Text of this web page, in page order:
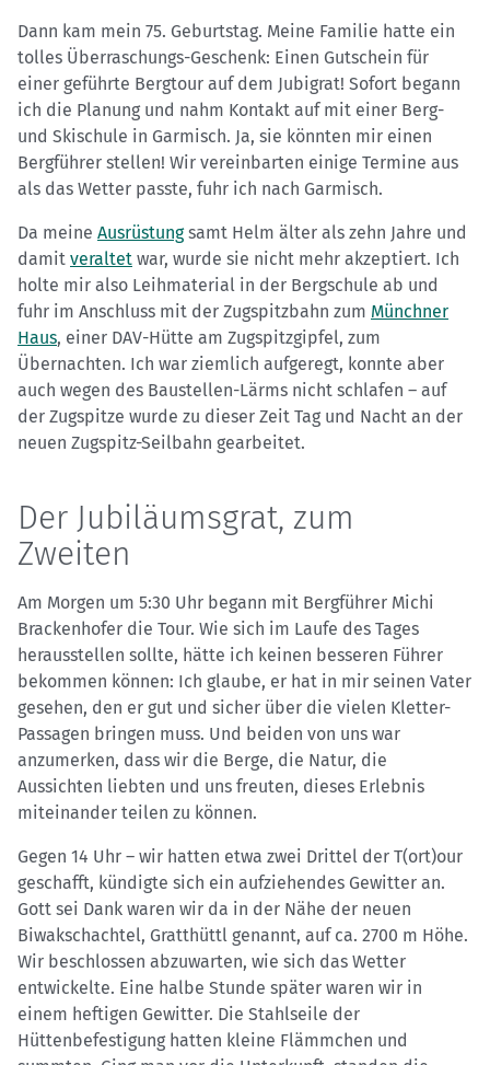
Dann kam mein 75. Geburtstag. Meine Familie hatte ein
tolles Überraschungs-Geschenk: Einen Gutschein für
einer geführte Bergtour auf dem Jubigrat! Sofort begann
ich die Planung und nahm Kontakt auf mit einer Berg-
und Skischule in Garmisch. Ja, sie könnten mir einen
Bergführer stellen! Wir vereinbarten einige Termine aus
als das Wetter passte, fuhr ich nach Garmisch.
Da meine Ausrüstungsamt Helm älter als zehn Jahre und
damit veraltet war, wurde sie nicht mehr akzeptiert. Ich
holte mir also Leihmaterial in der Bergschule ab und
fuhr im Anschluss mit der Zugspitzbahn zum Münchner
Haus, einer DAV-Hütte am Zugspitzgipfel, zum
Übernachten. Ich war ziemlich aufgeregt, konnte aber
auch wegen des Baustellen-Lärms nicht schlafen – auf
der Zugspitze wurde zu dieser Zeit Tag und Nacht an der
neuen Zugspitz-Seilbahn gearbeitet.
Der Jubiläumsgrat, zum
Zweiten
Am Morgen um 5:30 Uhr begann mit Bergführer Michi
Brackenhofer die Tour. Wie sich im Laufe des Tages
herausstellen sollte, hätte ich keinen besseren Führer
bekommen können: Ich glaube, er hat in mir seinen Vater
gesehen, den er gut und sicher über die vielen Kletter-
Passagen bringen muss. Und beiden von uns war
anzumerken, dass wir die Berge, die Natur, die
Aussichten liebten und uns freuten, dieses Erlebnis
miteinander teilen zu können.
Gegen 14 Uhr – wir hatten etwa zwei Drittel der T(ort)our
geschafft, kündigte sich ein aufziehendes Gewitter an.
Gott sei Dank waren wir da in der Nähe der neuen
Biwakschachtel, Gratthüttl genannt, auf ca. 2700 m Höhe.
Wir beschlossen abzuwarten, wie sich das Wetter
entwickelte. Eine halbe Stunde später waren wir in
einem heftigen Gewitter. Die Stahlseile der
Hüttenbefestigung hatten kleine Flämmchen und